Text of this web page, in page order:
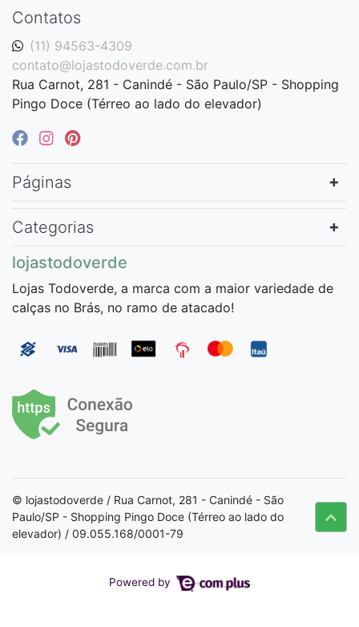
Contatos
(11) 94563-4309
contato@lojastodoverde.com.br
Rua Carnot, 281 - Canindé - São Paulo/SP - Shopping
Pingo Doce (Térreo ao lado do elevador)
Páginas
Categorias
lojastodoverde
Lojas Todoverde, a marca com a maior variedade de
calças no Brás, no ramo de atacado!
© lojastodoverde / Rua Carnot, 281 - Canindé - São
Paulo/SP - Shopping Pingo Doce (Térreo ao lado do
elevador) / 09.055.168/0001-79
Powered by